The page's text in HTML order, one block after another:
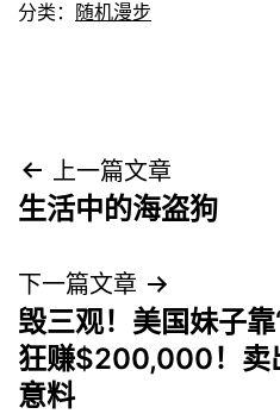
分类： 随机漫步
文
章
导
航
上一篇文章
生活中的海盗狗
下一篇文章
毁三观！美国妹子
狂赚$200,000！卖
意料